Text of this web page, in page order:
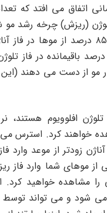
اتفاق می‌ افتد که
(ریزش) چرخه رشد
سر سالم، تقریباً ۸۵ درصد از
(استراحت) و ۱۵ درصد باقیمانده در
۵۰ تا ۱۰۰ تار مو از دست می
افلوویوم هستند،
خواهند کرد. استرس می
زودتر از موعد وارد
از موهای شما وارد فاز
مشاهده خواهید کرد.
می شود و می تواند توسط